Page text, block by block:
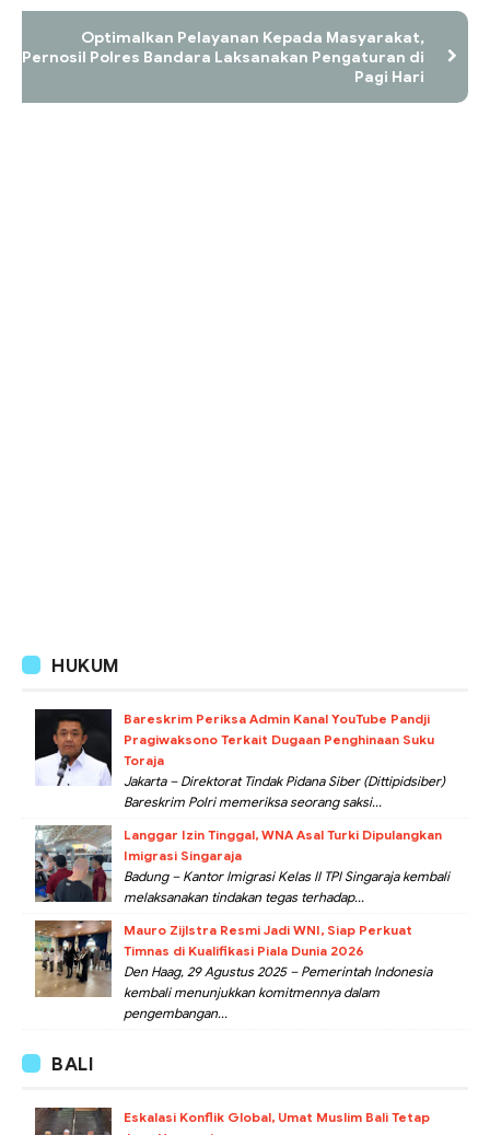
Optimalkan Pelayanan Kepada Masyarakat,
Pernosil Polres Bandara Laksanakan Pengaturan di
Pagi Hari
HUKUM
Bareskrim Periksa Admin Kanal YouTube Pandji
Pragiwaksono Terkait Dugaan Penghinaan Suku
Toraja
Jakarta – Direktorat Tindak Pidana Siber (Dittipidsiber)
Bareskrim Polri memeriksa seorang saksi...
Langgar Izin Tinggal, WNA Asal Turki Dipulangkan
Imigrasi Singaraja
Badung – Kantor Imigrasi Kelas II TPI Singaraja kembali
melaksanakan tindakan tegas terhadap...
Mauro Zijlstra Resmi Jadi WNI, Siap Perkuat
Timnas di Kualifikasi Piala Dunia 2026
Den Haag, 29 Agustus 2025 – Pemerintah Indonesia
kembali menunjukkan komitmennya dalam
pengembangan...
BALI
Eskalasi Konflik Global, Umat Muslim Bali Tetap